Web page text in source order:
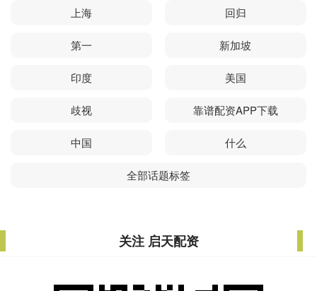
上海 回归
第一 新加坡
印度 美国
歧视 靠谱配资APP下载
中国 什么
全部话题标签
关注 启天配资